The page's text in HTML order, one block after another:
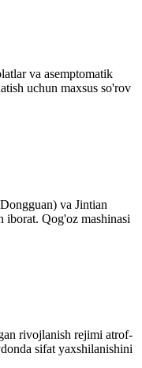
va asemptomatik
uchun maxsus so'rov
va Jintian
Qog'oz mashinasi
rivojlanish rejimi atrof-
sifat yaxshilanishini